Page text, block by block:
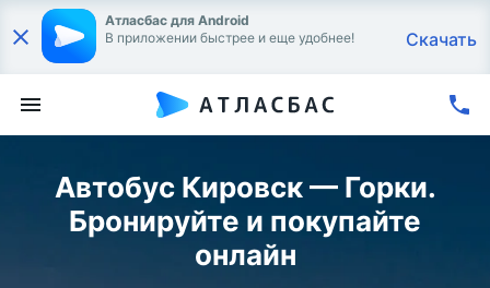
Атласбас для Android
В приложении быстрее и еще удобнее!
Скачать
Автобус Кировск — Горки.
Бронируйте и покупайте
онлайн